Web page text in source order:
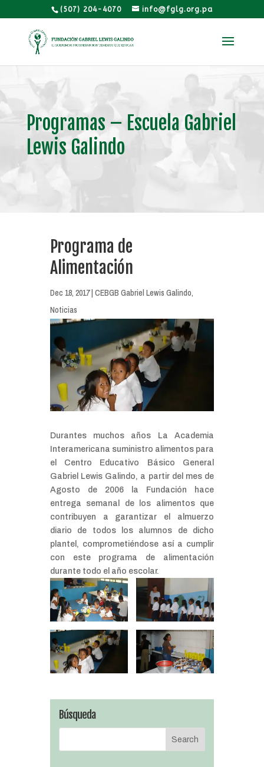
(507) 204-4070 info@fglg.org.pa
Programas – Escuela Gabriel
Lewis Galindo
Programa de
Alimentación
Dec 18, 2017| CEBGB Gabriel Lewis Galindo,
Noticias
Durantes muchos años La Academia
Interamericana suministro alimentos para
el Centro Educativo Básico General
Gabriel Lewis Galindo, a partir del mes de
Agosto de 2006 la Fundación hace
entrega semanal de los alimentos que
contribuyen a garantizar el almuerzo
diario de todos los alumnos de dicho
plantel, comprometiéndose así a cumplir
con este programa de alimentación
durante todo el año escolar.
Búsqueda